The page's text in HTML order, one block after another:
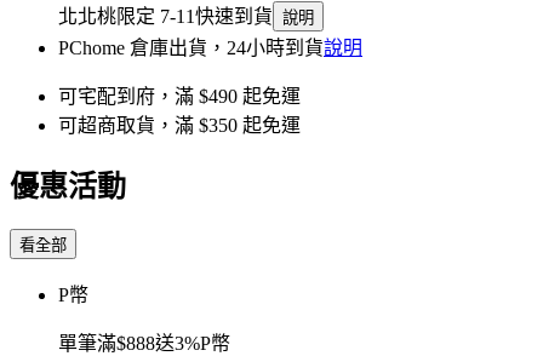
北北桃限定 7-11快速到貨 說明
PChome 倉庫出貨，24小時到貨說明
可宅配到府，滿 $490 起免運
可超商取貨，滿 $350 起免運
優惠活動
看全部
P幣
單筆滿$888送3%P幣